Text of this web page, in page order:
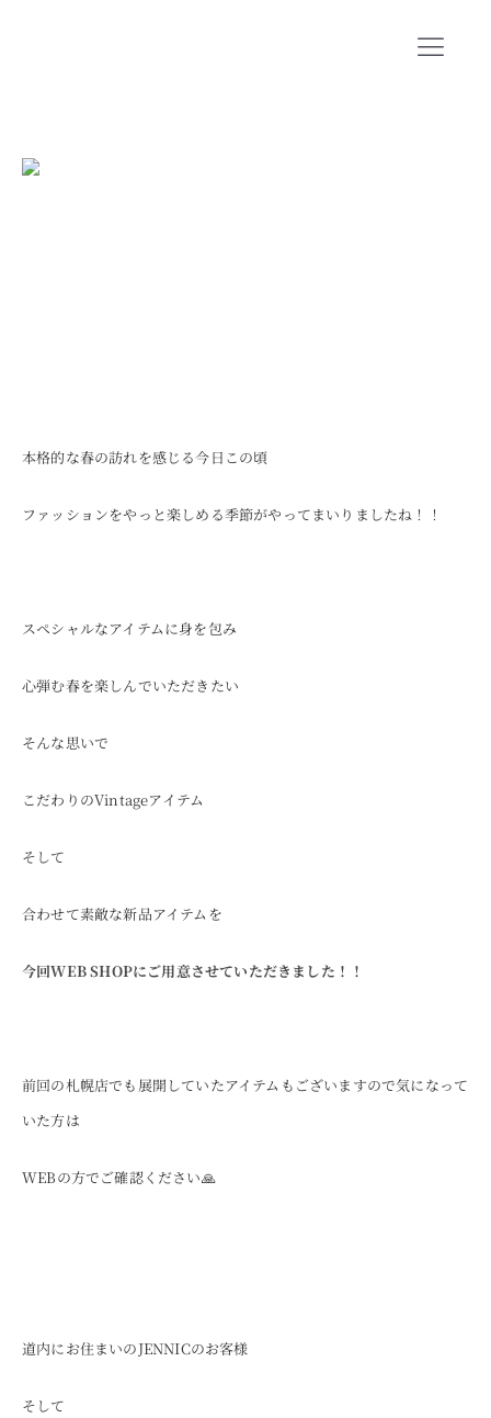
SHOP INFO
CONTACT
ONLINE SHOP
本格的な春の訪れを感じる今日この頃
ファッションをやっと楽しめる季節がやってまいりましたね！！
スペシャルなアイテムに身を包み
心弾む春を楽しんでいただきたい
そんな思いで
こだわりのVintageアイテム
そして
合わせて素敵な新品アイテムを
今回WEB SHOPにご用意させていただきました！！
前回の札幌店でも展開していたアイテムもございますので気になって
いた方は
WEBの方でご確認ください🙏
道内にお住まいのJENNICのお客様
そして